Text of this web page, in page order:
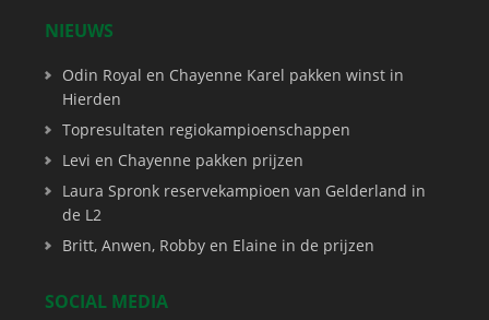
NIEUWS
Odin Royal en Chayenne Karel pakken winst in
Hierden
Topresultaten regiokampioenschappen
Levi en Chayenne pakken prijzen
Laura Spronk reservekampioen van Gelderland in
de L2
Britt, Anwen, Robby en Elaine in de prijzen
SOCIAL MEDIA